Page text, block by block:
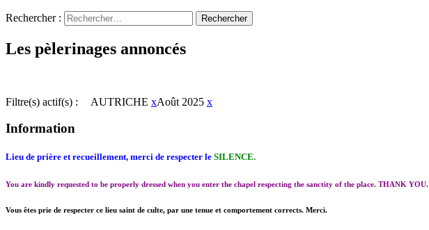
Rechercher :
Les pèlerinages annoncés
Filtre(s) actif(s) : AUTRICHE xAoût 2025 x
Information
Lieu de prière et recueillement, merci de respecter le SILENCE.
You are kindly requested to be properly dressed when you enter the chapel respecting the sanctity of the place. THANK YOU.
Vous êtes prie de respecter ce lieu saint de culte, par une tenue et comportement corrects. Merci.